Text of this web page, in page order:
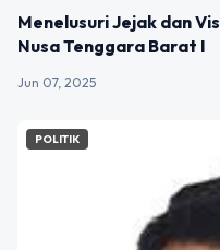
Menelusuri Jejak dan
Nusa Tenggara Barat I
Jun 07, 2025
POLITIK